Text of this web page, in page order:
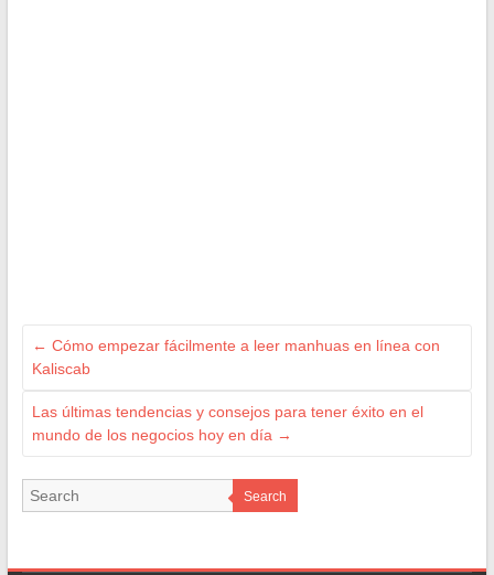
← Cómo empezar fácilmente a leer manhuas en línea con
Kaliscab
Las últimas tendencias y consejos para tener éxito en el
mundo de los negocios hoy en día →
Search